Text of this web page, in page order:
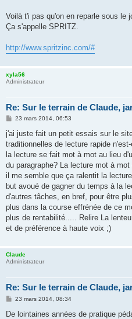
Voilà t'i pas qu'on en reparle sous le
Ça s'appelle SPRITZ.
http://www.spritzinc.com/#
xyla56
Administrateur
Re: Sur le terrain de Claude,
M
s
a
g
23 mars 2014, 06:53
j'ai juste fait un petit essais sur le
traditionnelles de lecture rapide
la lecture se fait mot à mot au lieu
du paragraphe? La lecture mot à
il me semble que ça ralentit la
but avoué de gagner du temps à la
d'autres tâches, en bref, pour être
plus dans la course effrénée de ce
plus de rentabilité..... Relire La
et de préférence à haute voix ;)
Claude
Administrateur
Re: Sur le terrain de Claude,
M
s
23 mars 2014, 08:34
De lointaines années de pratique